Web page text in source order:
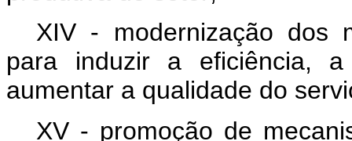
XIV - modernização dos
para induzir a eficiência,
aumentar a qualidade do
XV - promoção de